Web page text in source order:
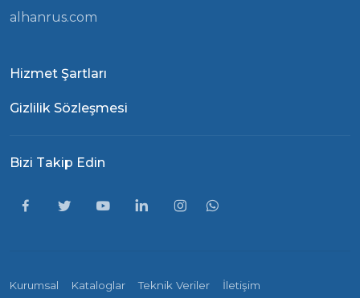
alhanrus.com
Hizmet Şartları
Gizlilik Sözleşmesi
Bizi Takip Edin
Kurumsal Kataloglar Teknik Veriler İletişim